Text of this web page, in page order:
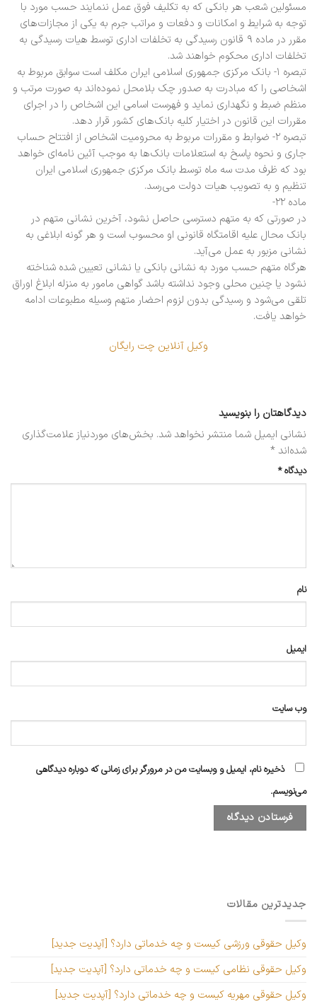
جدیدترین مقالات
وکیل حقوقی ورزشی کیست و چه خدماتی دارد؟ [آپدیت جدید]
وکیل حقوقی نظامی کیست و چه خدماتی دارد؟ [آپدیت جدید]
وکیل حقوقی مهریه کیست و چه خدماتی دارد؟ [آپدیت جدید]
مسئولین شعب هر بانکی که به تکلیف فوق عمل ننمایند حسب مورد با
توجه به شرایط و امکانات و دفعات و مراتب جرم به یکی از مجازات‌های
مقرر در ماده ۹ قانون رسیدگی به تخلفات اداری توسط هیات رسیدگی به
تخلفات اداری محکوم خواهند شد.
تبصره ۱- بانک مرکزی جمهوری اسلامی ایران مکلف است سوابق مربوط به
اشخاصی را که مبادرت به صدور چک بلامحل نموده‌اند به صورت مرتب و
منظم ضبط و نگهداری نماید و فهرست اسامی این اشخاص را در اجرای
مقررات این قانون در اختیار کلیه بانک‌های کشور قرار دهد.
تبصره ۲- ضوابط و مقررات مربوط به محرومیت اشخاص از افتتاح حساب
جاری و نحوه پاسخ به استعلامات بانک‌ها به موجب آئین نامه‌ای خواهد
بود که ظرف مدت سه ماه توسط بانک مرکزی جمهوری اسلامی ایران
تنظیم و به تصویب هیات دولت می‌رسد.
ماده ۲۲-
در صورتی که به متهم دسترسی حاصل نشود، آخرین نشانی متهم در
بانک محال علیه اقامتگاه قانونی او محسوب است و هر گونه ابلاغی به
نشانی مزبور به عمل می‌آید.
هر‌گاه متهم حسب مورد به نشانی بانکی یا نشانی تعیین شده شناخته
نشود یا چنین محلی وجود نداشته باشد گواهی مامور به منزله ابلاغ اوراق
تلقی می‌شود و رسیدگی بدون لزوم احضار متهم وسیله مطبوعات ادامه
خواهد یافت.
وکیل آنلاین چت رایگان
دیدگاهتان را بنویسید
نشانی ایمیل شما منتشر نخواهد شد. بخش‌های موردنیاز علامت‌گذاری
شده‌اند*
دیدگاه*
نام
ایمیل
وب‌ سایت
ذخیره نام، ایمیل و وبسایت من در مرورگر برای زمانی که دوباره دیدگاهی
می‌نویسم.